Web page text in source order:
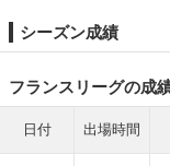
シーズン成績
フランスリーグの成
日付 出場時間